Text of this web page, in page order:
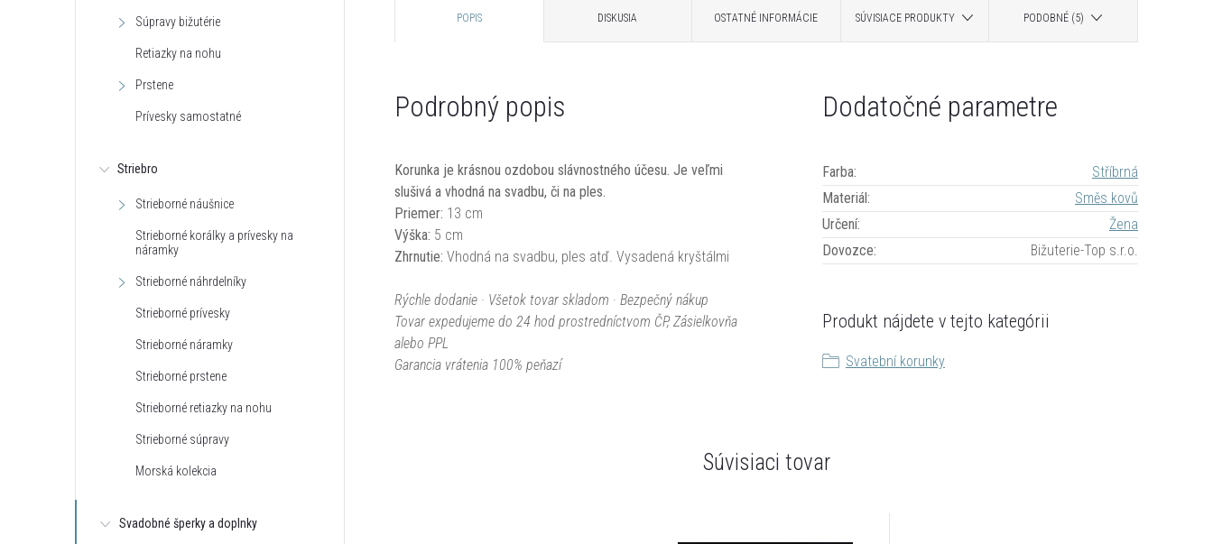
Súpravy bižutérie
Retiazky na nohu
Prstene
Prívesky samostatné
Striebro
Strieborné náušnice
Strieborné korálky a prívesky na
náramky
Strieborné náhrdelníky
Strieborné prívesky
Strieborné náramky
Strieborné prstene
Strieborné retiazky na nohu
Strieborné súpravy
Morská kolekcia
Svadobné šperky a doplnky
POPIS DISKUSIA OSTATNÉ INFORMÁCIE SÚVISIACE PRODUKTY PODOBNÉ (5)
Podrobný popis
Korunka je krásnou ozdobou slávnostného účesu. Je veľmi
slušivá a vhodná na svadbu, či na ples.
Priemer: 13 cm
Výška: 5 cm
Zhrnutie: Vhodná na svadbu, ples atď. Vysadená kryštálmi
Rýchle dodanie · Všetok tovar skladom · Bezpečný nákup
Tovar expedujeme do 24 hod prostredníctvom ČP, Zásielkovňa
alebo PPL
Garancia vrátenia 100% peňazí
Dodatočné parametre
Farba:
Stříbrná
Materiál:
Směs kovů
Určení:
Žena
Dovozce: Bižuterie-Top s.r.o.
Produkt nájdete v tejto kategórii
Svatební korunky
Súvisiaci tovar